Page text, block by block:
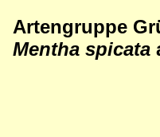
Artengruppe
Mentha spicata